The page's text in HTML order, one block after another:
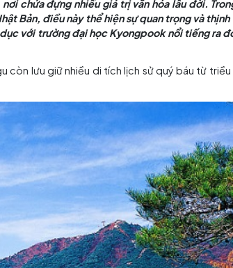
Quốc, nơi chứa đựng nhiều giá trị
và Nhật Bản, điều này thể hiện sự
giáo dục với trường đại học
vực.
vĩ, Daegu còn lưu giữ nhiều di tích lịch